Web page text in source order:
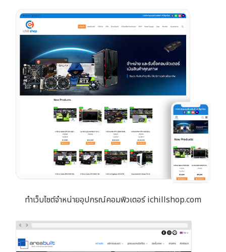
ทำเว็บไซต์จำหน่ายอุปกรณ์คอมพิวเตอร์ ichillshop.com